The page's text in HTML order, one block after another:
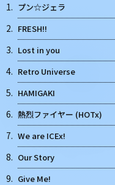
1. プン☆ジェラ
2. FRESH!!
3. Lost in you
4. Retro Universe
5. HAMIGAKI
6. 熱烈ファイヤー (HOTx)
7. We are ICEx!
8. Our Story
9. Give Me!